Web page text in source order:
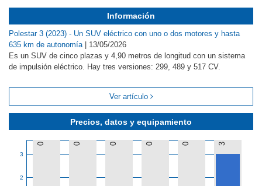
Precios, datos y equipamiento
2
3
0 0 0 0 0 3
Información
Polestar 3 (2023) - Un SUV eléctrico con uno o dos motores y hasta
635 km de autonomía
13/05/2026
Es un SUV de cinco plazas y 4,90 metros de longitud con un sistema
de impulsión eléctrico. Hay tres versiones: 299, 489 y 517 CV.
Ver artículo